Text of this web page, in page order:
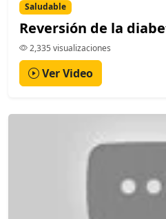
Saludable
Reversión de la
2,335 visualizaciones
Ver Video